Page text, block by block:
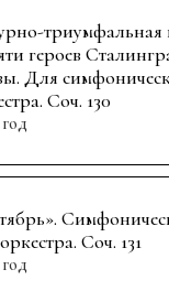
героев
Для
Соч. 130
Соч. 131